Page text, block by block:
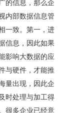
的信息，那么企
内部数据信息管
一致。第一，进
信息，因此如果
影响大数据的应
与硬件，才能推
量出现，因此企
时处理与加工得
很多企业已经意